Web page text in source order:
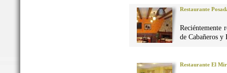
Restaurante
Reciéntemente
de Cabañeros y
Restaurante El